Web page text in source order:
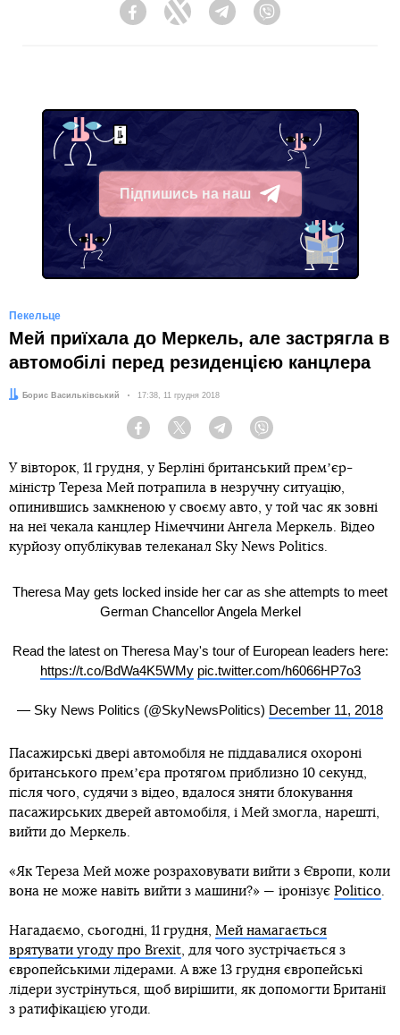
FacebookTwitter Telegram
Підпишись на наш
Telegram
Пекельце
Мей приїхала до Меркель, але застрягла в
автомобілі перед резиденцією канцлера
Автор:Борис Васильківський Дата:
17:38, 11 грудня 2018
Facebook Twitter Telegram
У вівторок, 11 грудня, у Берліні британський премʼєр-
міністр Тереза Мей потрапила в незручну ситуацію,
опинившись замкненою у своєму авто, у той час як зовні
на неї чекала канцлер Німеччини Ангела Меркель. Відео
курйозу опублікував телеканал Sky News Politics.
Theresa May gets locked inside her car as she attempts to meet
German Chancellor Angela Merkel
Read the latest on Theresa May's tour of European leaders here:
https://t.co/BdWa4K5WMy pic.twitter.com/h6066HP7o3
— Sky News Politics (@SkyNewsPolitics) December 11, 2018
Пасажирські двері автомобіля не піддавалися охороні
британського премʼєра протягом приблизно 10 секунд,
після чого, судячи з відео, вдалося зняти блокування
пасажирських дверей автомобіля, і Мей змогла, нарешті,
вийти до Меркель.
«Як Тереза Мей може розраховувати вийти з Європи, коли
вона не може навіть вийти з машини?» — іронізує Politico.
Нагадаємо, сьогодні, 11 грудня, Мей намагається
врятувати угоду про Brexit, для чого зустрічається з
європейськими лідерами. А вже 13 грудня європейські
лідери зустрінуться, щоб вирішити, як допомогти Британії
з ратифікацією угоди.